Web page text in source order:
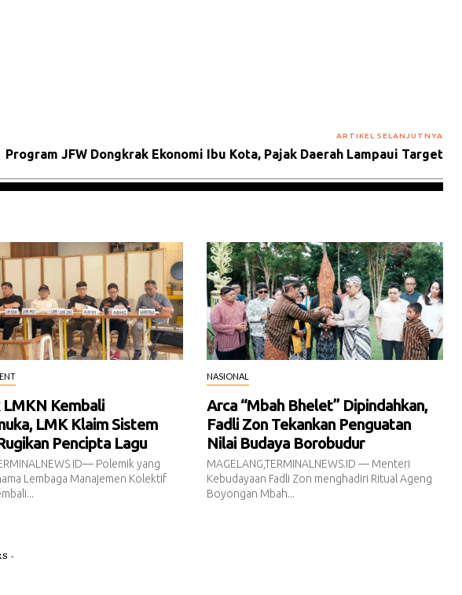
ARTIKEL SELANJUTNYA
Program JFW Dongkrak Ekonomi Ibu Kota, Pajak Daerah Lampaui Target
LMKN Kembali
LMK Klaim Sistem
Pencipta Lagu
ID— Polemik yang
Lembaga Manajemen Kolektif
NASIONAL
Arca “Mbah Bhelet” Dipindahkan,
Fadli Zon Tekankan Penguatan
Nilai Budaya Borobudur
MAGELANG,TERMINALNEWS.ID — Menteri
Kebudayaan Fadli Zon menghadiri Ritual Ageng
Boyongan Mbah...
-